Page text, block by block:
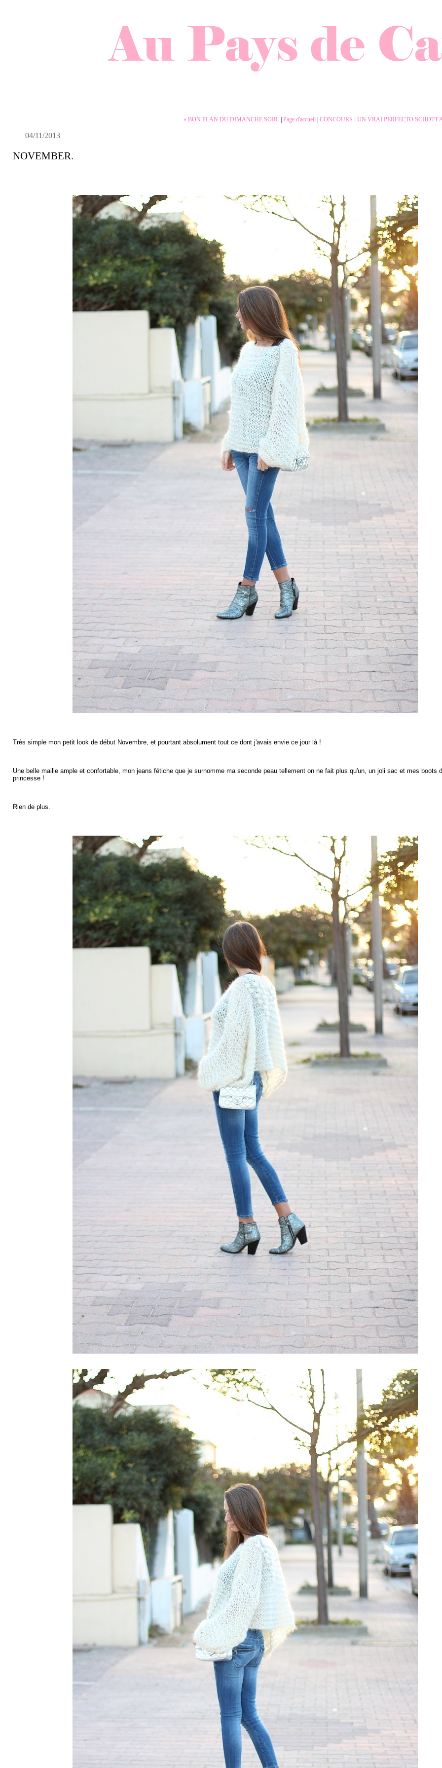
« BON PLAN DU DIMANCHE SOIR. Page d'accueil CONCOURS : UN VRAI PERFECTO SCHOTT
04/11/2013
NOVEMBER.
Très simple mon petit look de début Novembre, et pourtant absolument tout ce dont j'avais envie ce jour là !
Une belle maille ample et confortable, mon jeans fétiche que je surnomme ma seconde peau tellement on ne fait plus qu'un, un joli sac et mes boots
princesse !
Rien de plus.